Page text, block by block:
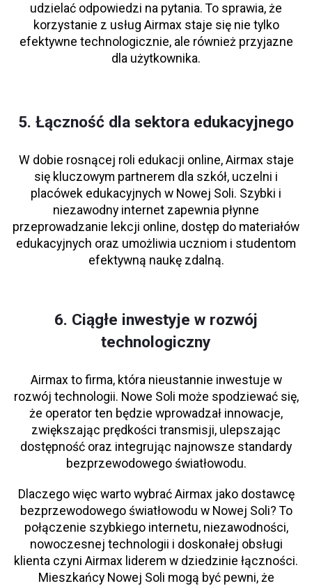
udzielać odpowiedzi na pytania. To sprawia, że
korzystanie z usług Airmax staje się nie tylko
efektywne technologicznie, ale również przyjazne
dla użytkownika.
5. Łączność dla sektora edukacyjnego
W dobie rosnącej roli edukacji online, Airmax staje
się kluczowym partnerem dla szkół, uczelni i
placówek edukacyjnych w Nowej Soli. Szybki i
niezawodny internet zapewnia płynne
przeprowadzanie lekcji online, dostęp do materiałów
edukacyjnych oraz umożliwia uczniom i studentom
efektywną naukę zdalną.
6. Ciągłe inwestyje w rozwój
technologiczny
Airmax to firma, która nieustannie inwestuje w
rozwój technologii. Nowe Soli może spodziewać się,
że operator ten będzie wprowadzał innowacje,
zwiększając prędkości transmisji, ulepszając
dostępność oraz integrując najnowsze standardy
bezprzewodowego światłowodu.
Dlaczego więc warto wybrać Airmax jako dostawcę
bezprzewodowego światłowodu w Nowej Soli? To
połączenie szybkiego internetu, niezawodności,
nowoczesnej technologii i doskonałej obsługi
klienta czyni Airmax liderem w dziedzinie łączności.
Mieszkańcy Nowej Soli mogą być pewni, że